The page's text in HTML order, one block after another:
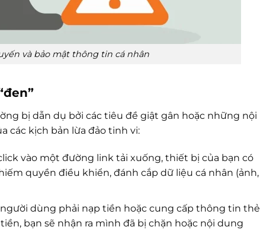
và bảo mật thông tin cá nhân
bị dẫn dụ bởi các tiêu đề giật gân hoặc những nội
các kịch bản lừa đảo tinh vi:
vào một đường link tải xuống, thiết bị của bạn có
quyền điều khiển, đánh cắp dữ liệu cá nhân (ảnh,
dùng phải nạp tiền hoặc cung cấp thông tin thẻ
bạn sẽ nhận ra mình đã bị chặn hoặc nội dung